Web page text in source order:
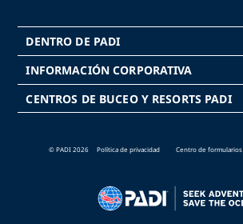
DENTRO DE PADI
INFORMACIÓN CORPORATIVA
CENTROS DE BUCEO Y RESORTS PADI
© PADI 2026 Política de privacidad Centro de formularios